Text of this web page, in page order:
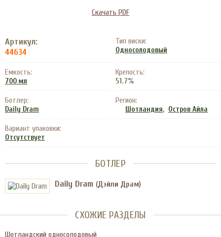
Скачать PDF
Артикул:
44634
Тип виски:
Односолодовый
Емкость:
700 мл
Крепость:
51.7%
Ботлер:
Daily Dram
Регион:
Шотландия, Остров Айла
Вариант упаковки:
Отсутствует
БОТЛЕР
Daily Dram (Дэйли Драм)
СХОЖИЕ РАЗДЕЛЫ
Шотландский односолодовый